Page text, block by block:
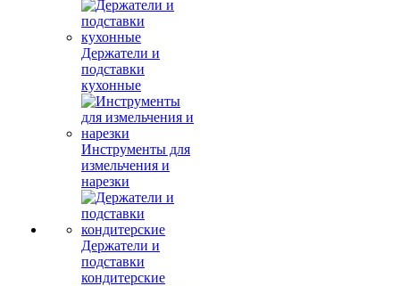
Держатели и
подставки
кухонные
Инструменты для
измельчения и
нарезки
Держатели и
подставки
кондитерские